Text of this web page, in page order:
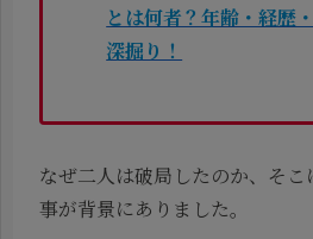
とは何者？年齢・経歴
深掘り！
なぜ二人は破局したのか、そ
事が背景にありました。